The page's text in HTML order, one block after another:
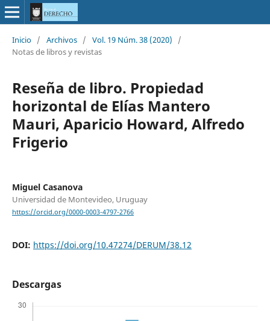
Inicio / Archivos / Vol. 19 Núm. 38 (2020)
/
Notas de libros y revistas
Reseña de libro. Propiedad
horizontal de Elías Mantero
Mauri, Aparicio Howard, Alfredo
Frigerio
Miguel Casanova
Universidad de Montevideo, Uruguay
https://orcid.org/0000-0003-4797-2766
DOI: https://doi.org/10.47274/DERUM/38.12
Descargas